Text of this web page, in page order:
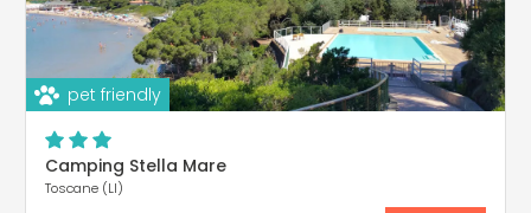
pet friendly
Camping Stella Mare
Toscane (LI)